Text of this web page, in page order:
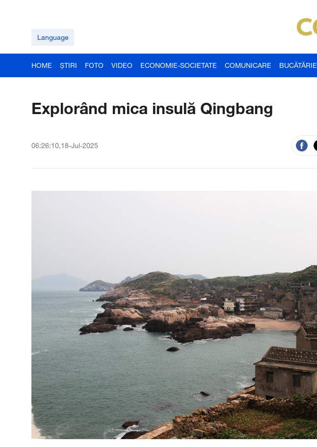
Language
HOME ȘTIRI FOTO VIDEO ECONOMIE-SOCIETATE COMUNICARE BUCĂTĂRIE
Explorând mica insulă Qingbang
06:26:10,18-Jul-2025